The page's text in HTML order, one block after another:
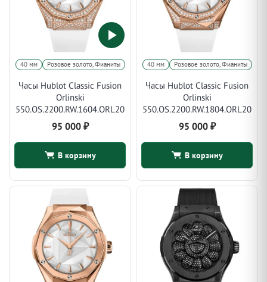
40 мм Розовое золото, Фианиты
Часы Hublot Classic Fusion
Orlinski
550.OS.2200.RW.1604.ORL20
95 000 ₽
В корзину
40 мм Розовое золото, Фианиты
Часы Hublot Classic Fusion
Orlinski
550.OS.2200.RW.1804.ORL20
95 000 ₽
В корзину